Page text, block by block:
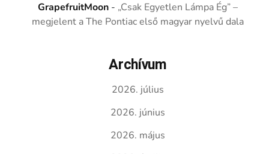
GrapefruitMoon - „Csak Egyetlen Lámpa Ég” –
megjelent a The Pontiac első magyar nyelvű dala
Archívum
2026. július
2026. június
2026. május